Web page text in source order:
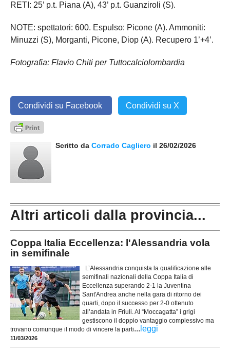
RETI: 25’ p.t. Piana (A), 43’ p.t. Guanziroli (S).
NOTE: spettatori: 600. Espulso: Picone (A). Ammoniti:
Minuzzi (S), Morganti, Picone, Diop (A). Recupero 1’+4’.
Fotografia: Flavio Chiti per Tuttocalciolombardia
Condividi su Facebook Condividi su X
Scritto da Corrado Cagliero il 26/02/2026
Altri articoli dalla provincia...
Coppa Italia Eccellenza: l'Alessandria vola
in semifinale
L’Alessandria conquista la qualificazione alle
semifinali nazionali della Coppa Italia di
Eccellenza superando 2-1 la Juventina
Sant'Andrea anche nella gara di ritorno dei
quarti, dopo il successo per 2-0 ottenuto
all’andata in Friuli. Al “Moccagatta” i grigi
gestiscono il doppio vantaggio complessivo ma
trovano comunque il modo di vincere la parti... leggi
11/03/2026